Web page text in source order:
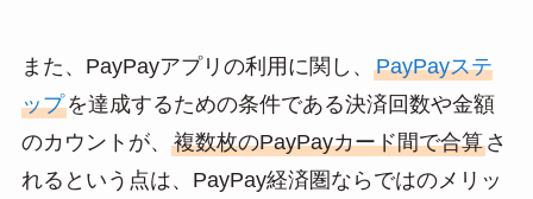
また、PayPayアプリの利用に関し、 PayPayステ
ップを達成するための条件である決済回数や金額
のカウントが、 複数枚のPayPayカード間で合算さ
れるという点は、PayPay経済圏ならではのメリッ